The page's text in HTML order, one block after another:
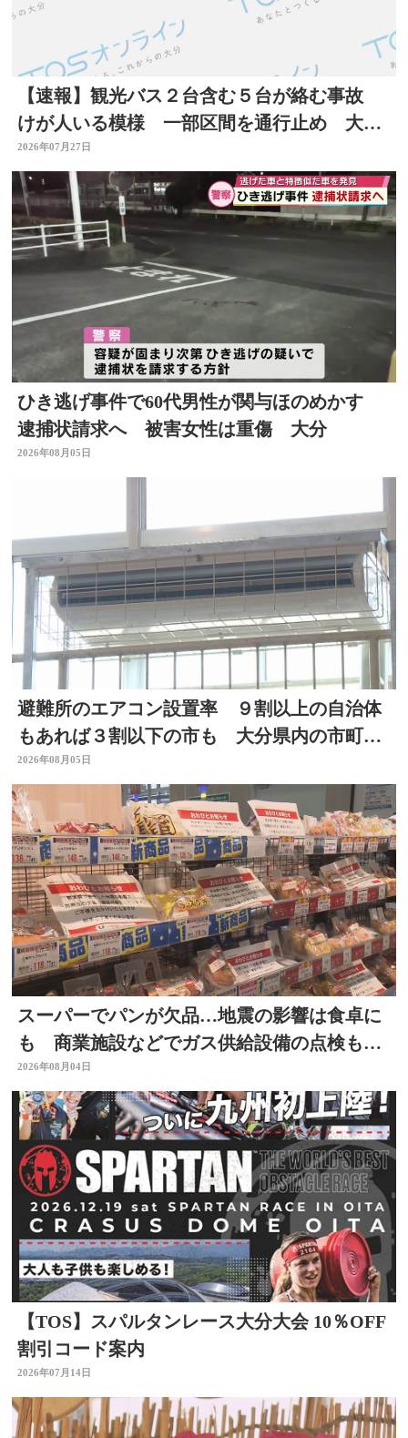
【速報】観光バス２台含む５台が絡む事故
けが人いる模様 一部区間を通行止め 大分
自動車道
2026年07月27日
ひき逃げ事件で60代男性が関与ほのめかす
逮捕状請求へ 被害女性は重傷 大分
2026年08月05日
避難所のエアコン設置率 ９割以上の自治体
もあれば３割以下の市も 大分県内の市町村
を調査
2026年08月05日
スーパーでパンが欠品…地震の影響は食卓に
も 商業施設などでガス供給設備の点検も進
む 大分
2026年08月04日
【TOS】スパルタンレース大分大会 10％OFF
割引コード案内
2026年07月14日